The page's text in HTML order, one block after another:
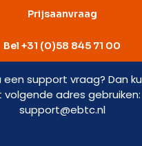
Prijsaanvraag
Bel +31 (0)58 845 71 00
support vraag? Dan
volgende adres gebruiken:
support@ebtc.nl